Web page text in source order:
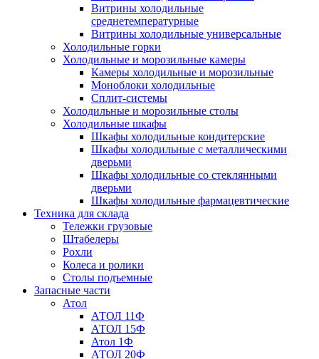
Витрины холодильные
среднетемпературные
Витрины холодильные универсальные
Холодильные горки
Холодильные и морозильные камеры
Камеры холодильные и морозильные
Моноблоки холодильные
Сплит-системы
Холодильные и морозильные столы
Холодильные шкафы
Шкафы холодильные кондитерские
Шкафы холодильные с металлическими
дверьми
Шкафы холодильные со стеклянными
дверьми
Шкафы холодильные фармацевтические
Техника для склада
Тележки грузовые
Штабелеры
Рохли
Колеса и ролики
Столы подъемные
Запасные части
Атол
АТОЛ 11Ф
АТОЛ 15Ф
Атол 1Ф
АТОЛ 20Ф